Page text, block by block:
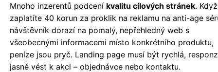
Mnoho inzerentů podcení kvalitu cílových stránek. Když
zaplatíte 40 korun za proklik na reklamu na anti-age
návštěvník dorazí na pomalý, nepřehledný web s
všeobecnými informacemi místo konkrétního produktu,
peníze jsou pryč. Landing page musí být rychlá,
jasně vést k akci – objednávce nebo kontaktu.